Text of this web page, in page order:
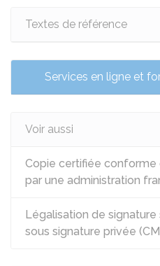
Textes de référence
Services en ligne et
Voir aussi
Copie certifiée
par une administration
Légalisation de
sous signature privée